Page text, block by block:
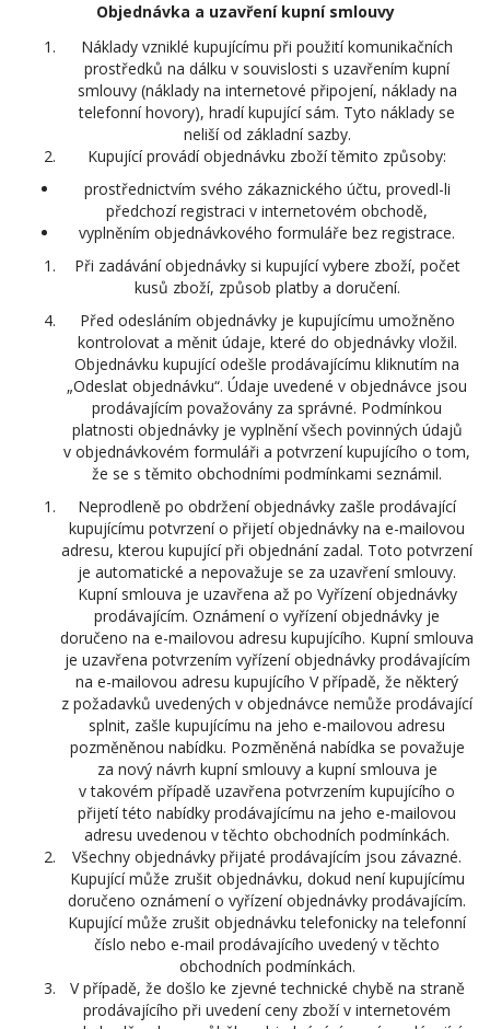
Objednávka a uzavření kupní smlouvy
Náklady vzniklé kupujícímu při použití komunikačních
prostředků na dálku v souvislosti s uzavřením kupní
smlouvy (náklady na internetové připojení, náklady na
telefonní hovory), hradí kupující sám. Tyto náklady se
neliší od základní sazby.
Kupující provádí objednávku zboží těmito způsoby:
prostřednictvím svého zákaznického účtu, provedl-li
předchozí registraci v internetovém obchodě,
vyplněním objednávkového formuláře bez registrace.
Při zadávání objednávky si kupující vybere zboží, počet
kusů zboží, způsob platby a doručení.
Před odesláním objednávky je kupujícímu umožněno
kontrolovat a měnit údaje, které do objednávky vložil.
Objednávku kupující odešle prodávajícímu kliknutím na
„Odeslat objednávku“. Údaje uvedené v objednávce jsou
prodávajícím považovány za správné. Podmínkou
platnosti objednávky je vyplnění všech povinných údajů
v objednávkovém formuláři a potvrzení kupujícího o tom,
že se s těmito obchodními podmínkami seznámil.
Neprodleně po obdržení objednávky zašle prodávající
kupujícímu potvrzení o přijetí objednávky na e-mailovou
adresu, kterou kupující při objednání zadal. Toto potvrzení
je automatické a nepovažuje se za uzavření smlouvy.
Kupní smlouva je uzavřena až po Vyřízení objednávky
prodávajícím. Oznámení o vyřízení objednávky je
doručeno na e-mailovou adresu kupujícího. Kupní smlouva
je uzavřena potvrzením vyřízení objednávky prodávajícím
na e-mailovou adresu kupujícího V případě, že některý
z požadavků uvedených v objednávce nemůže prodávající
splnit, zašle kupujícímu na jeho e-mailovou adresu
pozměněnou nabídku. Pozměněná nabídka se považuje
za nový návrh kupní smlouvy a kupní smlouva je
v takovém případě uzavřena potvrzením kupujícího o
přijetí této nabídky prodávajícímu na jeho e-mailovou
adresu uvedenou v těchto obchodních podmínkách.
Všechny objednávky přijaté prodávajícím jsou závazné.
Kupující může zrušit objednávku, dokud není kupujícímu
doručeno oznámení o vyřízení objednávky prodávajícím.
Kupující může zrušit objednávku telefonicky na telefonní
číslo nebo e-mail prodávajícího uvedený v těchto
obchodních podmínkách.
V případě, že došlo ke zjevné technické chybě na straně
prodávajícího při uvedení ceny zboží v internetovém